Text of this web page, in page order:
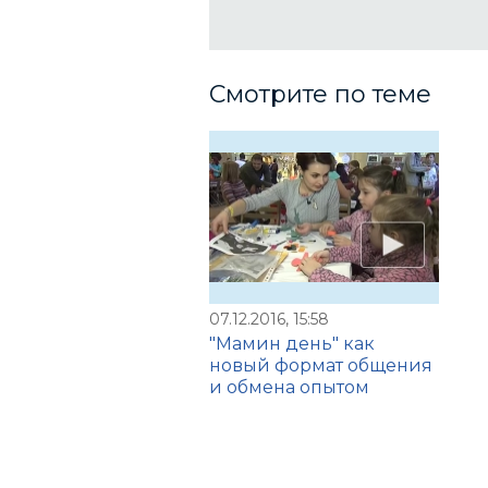
Смотрите по теме
07.12.2016, 15:58
"Мамин день" как
новый формат общения
и обмена опытом